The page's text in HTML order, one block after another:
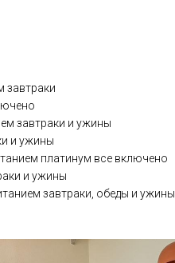
завтраки
завтраки и ужины
и ужины
платинум все включено
и ужины
завтраки, обеды и ужины